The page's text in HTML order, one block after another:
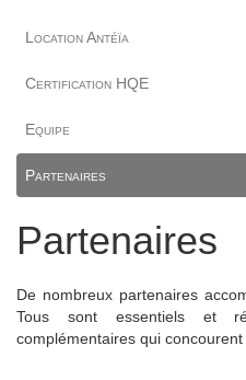
Location Antéïa
Certification HQE
Equipe
Partenaires
Partenaires
De nombreux partenaires
Tous sont essentiels et
complémentaires qui